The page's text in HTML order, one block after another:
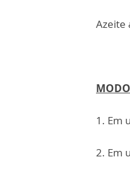
Azeite
1. Em
2. Em